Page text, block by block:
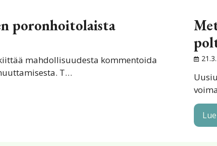
poronhoitolaista
mahdollisuudesta kommentoida
T…